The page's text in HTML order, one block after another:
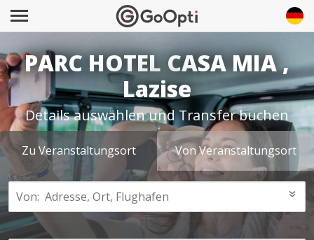
PARC HOTEL CASA MIA ,
Lazise
Details auswählen und Transfer buchen
Zu Veranstaltungsort Von Veranstaltungsort